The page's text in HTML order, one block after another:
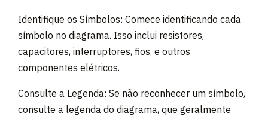
Identifique os Símbolos: Comece identificando cada
símbolo no diagrama. Isso inclui resistores,
capacitores, interruptores, fios, e outros
componentes elétricos.
Consulte a Legenda: Se não reconhecer um símbolo,
consulte a legenda do diagrama, que geralmente